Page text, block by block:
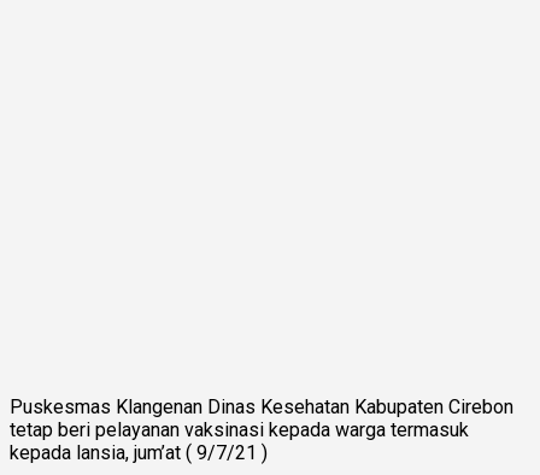
Puskesmas Klangenan Dinas Kesehatan Kabupaten Cirebon
tetap beri pelayanan vaksinasi kepada warga termasuk
kepada lansia, jum’at ( 9/7/21 )